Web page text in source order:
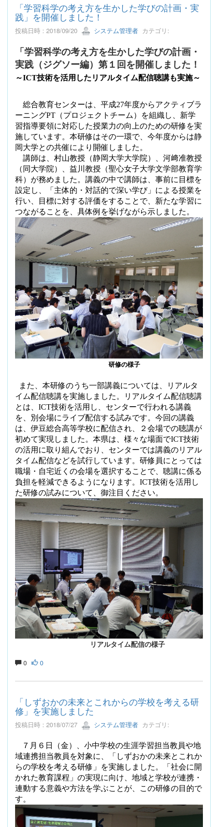
「学習科学の考え方を生かした学びの計画・実
践」を開催しました！
投稿日時 : 2018/09/20 システム管理者 カテゴリ:
「学習科学の考え方を生かした学びの計画・
実践（ジグソー編）第１回を開催しました！
～ICT技術を活用したリアルタイム配信聴講も実施～
総合教育センターは、平成27年度からアクティブラ
ーニングPT （プロジェクトチーム）を組織し、新学
習指導要領に対応した授業力の向上のための研修を実
施しています。本研修はその一環で、今年度からは静
岡大学との共催により開催しました。
講師は、村山教授（静岡大学大学院）、河﨑准教授
（同大学院）、益川教授（聖心女子大学文学部教育学
科）が務めました。講義の中で講師は、事前に目標を
設定し、「主体的・対話的で深い学び」による授業を
行い、目標に対する評価をすることで、新たな学習に
つながることを、具体例を挙げながら示しました。
研修の様子
また、本研修のうち一部講義については、リアルタ
イム配信聴講を実施しました。リアルタイム配信聴講
とは、 ICT技術を活用し、センターで行われる講義
を、別会場にライブ配信する試みです。今回の講義
は、伊豆総合高等学校に配信され、２会場での聴講が
初めて実現しました。本県は、様々な場面でICT技術
の活用に取り組んでおり、センターでは講義のリアル
タイム配信などを試行しています。研修員にとっては
職場・自宅近くの会場を選択することで、聴講に係る
負担を軽減できるようになります。 ICT技術を活用し
た研修の試みについて、御注目ください。
リアルタイム配信の様子
0 0
「しずおかの未来とこれからの学校を考える研
修」を実施しました
投稿日時 : 2018/07/27 システム管理者 カテゴリ:
７月６日（金）、小中学校の生涯学習担当教員や地
域連携担当教員を対象に、「しずおかの未来とこれか
らの学校を考える研修」を実施しました。「社会に開
かれた教育課程」の実現に向け、地域と学校が連携・
連動する意義や方法を学ぶことが、この研修の目的で
す。